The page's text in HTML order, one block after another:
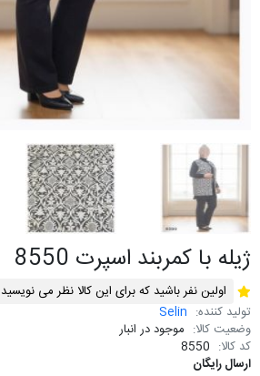
ژیله با کمربند اسپرت 8550
اولین نفر باشید که برای این کالا نظر می
تولید کننده: Selin
وضعیت کالا: موجود در انبار
کد کالا: 8550
ارسال رایگان